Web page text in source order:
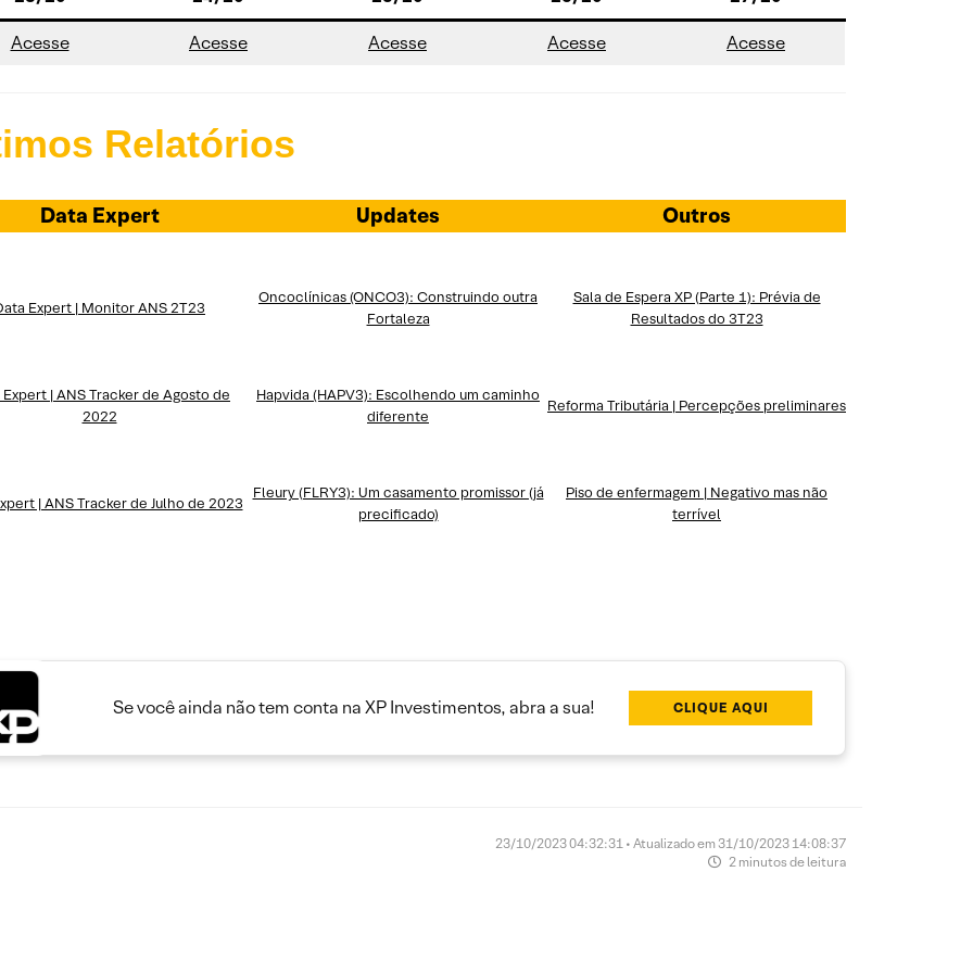
Acesse Acesse Acesse Acesse Acesse
Relatórios
Data Expert Updates Outros
Expert | Monitor ANS 2T23
Oncoclínicas (ONCO3): Construindo outra
Fortaleza
Sala de Espera XP (Parte 1): Prévia de
Resultados do 3T23
Expert | ANS Tracker de Agosto de
2022
Hapvida (HAPV3): Escolhendo um caminho
diferente
Reforma Tributária | Percepções preliminares
| ANS Tracker de Julho de 2023
Fleury (FLRY3): Um casamento promissor (já
precificado)
Piso de enfermagem | Negativo mas não
terrível
Se você ainda não tem conta na XP Investimentos, abra a sua! CLIQUE AQUI
23/10/2023 04:32:31 • Atualizado em 31/10/2023 14:08:37
2 minutos de leitura